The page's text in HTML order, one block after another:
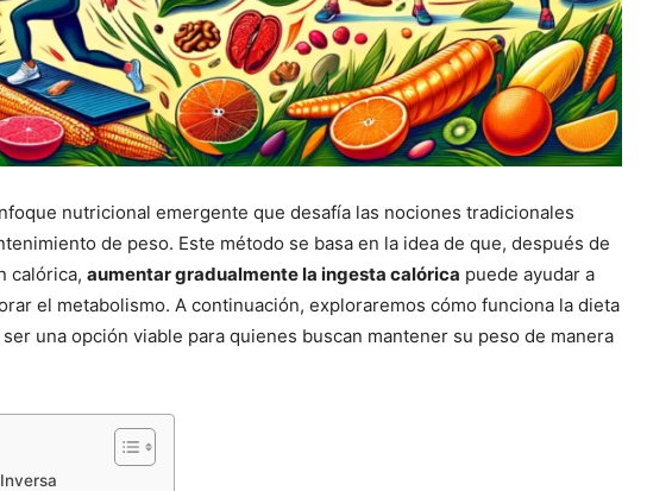
nutricional emergente que desafía las nociones tradicionales
de peso. Este método se basa en la idea de que, después de
calórica, aumentar gradualmente la ingesta calórica puede ayudar a
el metabolismo. A continuación, exploraremos cómo funciona la dieta
una opción viable para quienes buscan mantener su peso de manera